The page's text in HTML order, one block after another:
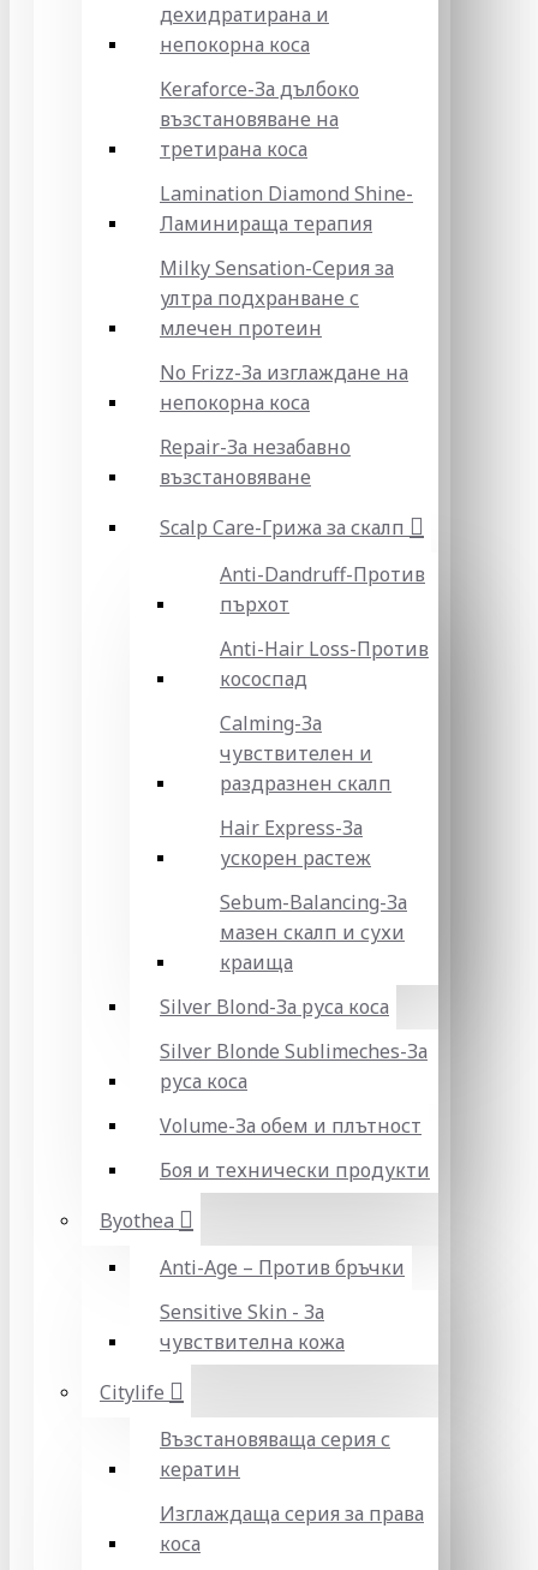
дехидратирана и
непокорна коса
Keraforce-За дълбоко
възстановяване на
третирана коса
Lamination Diamond Shine-
Ламинираща терапия
Milky Sensation-Серия за
ултра подхранване с
млечен протеин
No Frizz-За изглаждане на
непокорна коса
Repair-За незабавно
възстановяване
Scalp Care-Грижа за скалп
Anti-Dandruff-Против
пърхот
Anti-Hair Loss-Против
кососпад
Calming-За
чувствителен и
раздразнен скалп
Hair Express-За
ускорен растеж
Sebum-Balancing-За
мазен скалп и сухи
краища
Silver Blond-За руса коса
Silver Blonde Sublіmeches-За
руса коса
Volume-За обем и плътност
Боя и технически продукти
Byothea
Anti-Age – Против бръчки
Sensitive Skin - За
чувствителна кожа
Citylife
Възстановяваща серия с
кератин
Изглаждаща серия за права
коса